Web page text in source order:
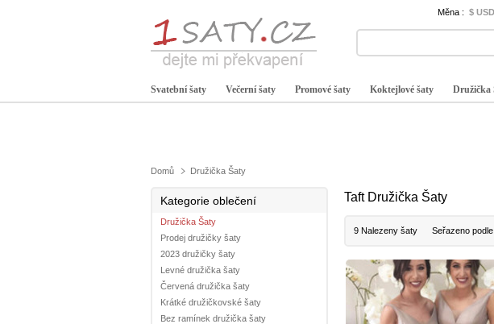
Měna : $ USD
Svatební šaty Večerní šaty Promové šaty Koktejlové šaty Družička
Domů Družička Šaty
Kategorie oblečení
Družička Šaty
Prodej družičky šaty
2023 družičky šaty
Levné družička šaty
Červená družička šaty
Krátké družičkovské šaty
Bez ramínek družička šaty
Taft Družička Šaty
9 Nalezeny šaty Seřazeno podle